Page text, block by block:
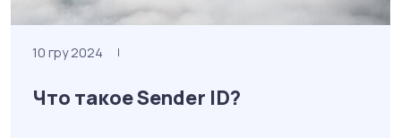
10 гру 2024 |
Что такое Sender ID?